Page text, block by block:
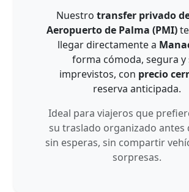
Nuestro transfer privado
Aeropuerto de Palma (PMI)te
llegar directamente a
forma cómoda, segura y
imprevistos, con precio
reserva anticipada.
Ideal para viajeros que
su traslado organizado antes
sin esperas, sin compartir
sorpresas.